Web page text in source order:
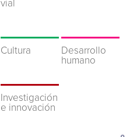
vial
Cultura
Desarrollo
humano
Investigación
e innovación